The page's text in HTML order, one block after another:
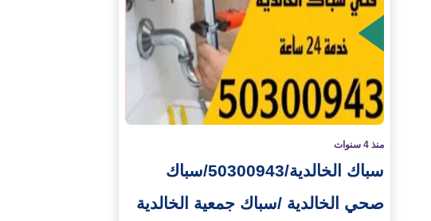
منذ 4 سنوات
سباك الخالدية/50300943/سباك
صحي الخالدية /سباك جمعية الخالدية